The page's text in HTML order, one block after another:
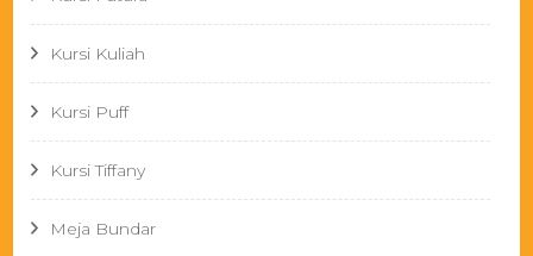
Kursi Kuliah
Kursi Puff
Kursi Tiffany
Meja Bundar